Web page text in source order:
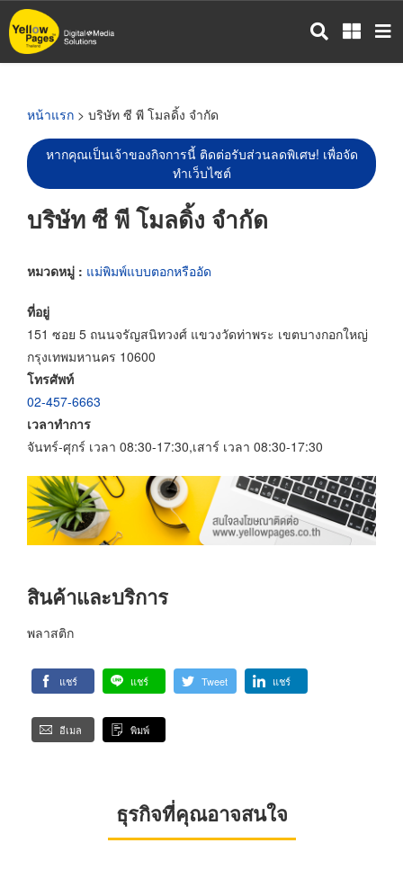
ข้าม
ไป
หน้าแรก > บริษัท ซี พี โมลดิ้ง จำกัด
หากคุณเป็นเจ้าของกิจการนี้ ติดต่อรับส่วนลดพิเศษ! เพื่อจัด
ทำเว็บไซต์
บริษัท ซี พี โมลดิ้ง จำกัด
หมวดหมู่ : แม่พิมพ์แบบตอกหรืออัด
ที่อยู่
151 ซอย 5 ถนนจรัญสนิทวงศ์ แขวงวัดท่าพระ เขตบางกอกใหญ่
กรุงเทพมหานคร 10600
โทรศัพท์
02-457-6663
เวลาทำการ
จันทร์-ศุกร์ เวลา 08:30-17:30,เสาร์ เวลา 08:30-17:30
สินค้าและบริการ
พลาสติก
แชร์ แชร์ Tweet แชร์
อีเมล พิมพ์
ธุรกิจที่คุณอาจสนใจ